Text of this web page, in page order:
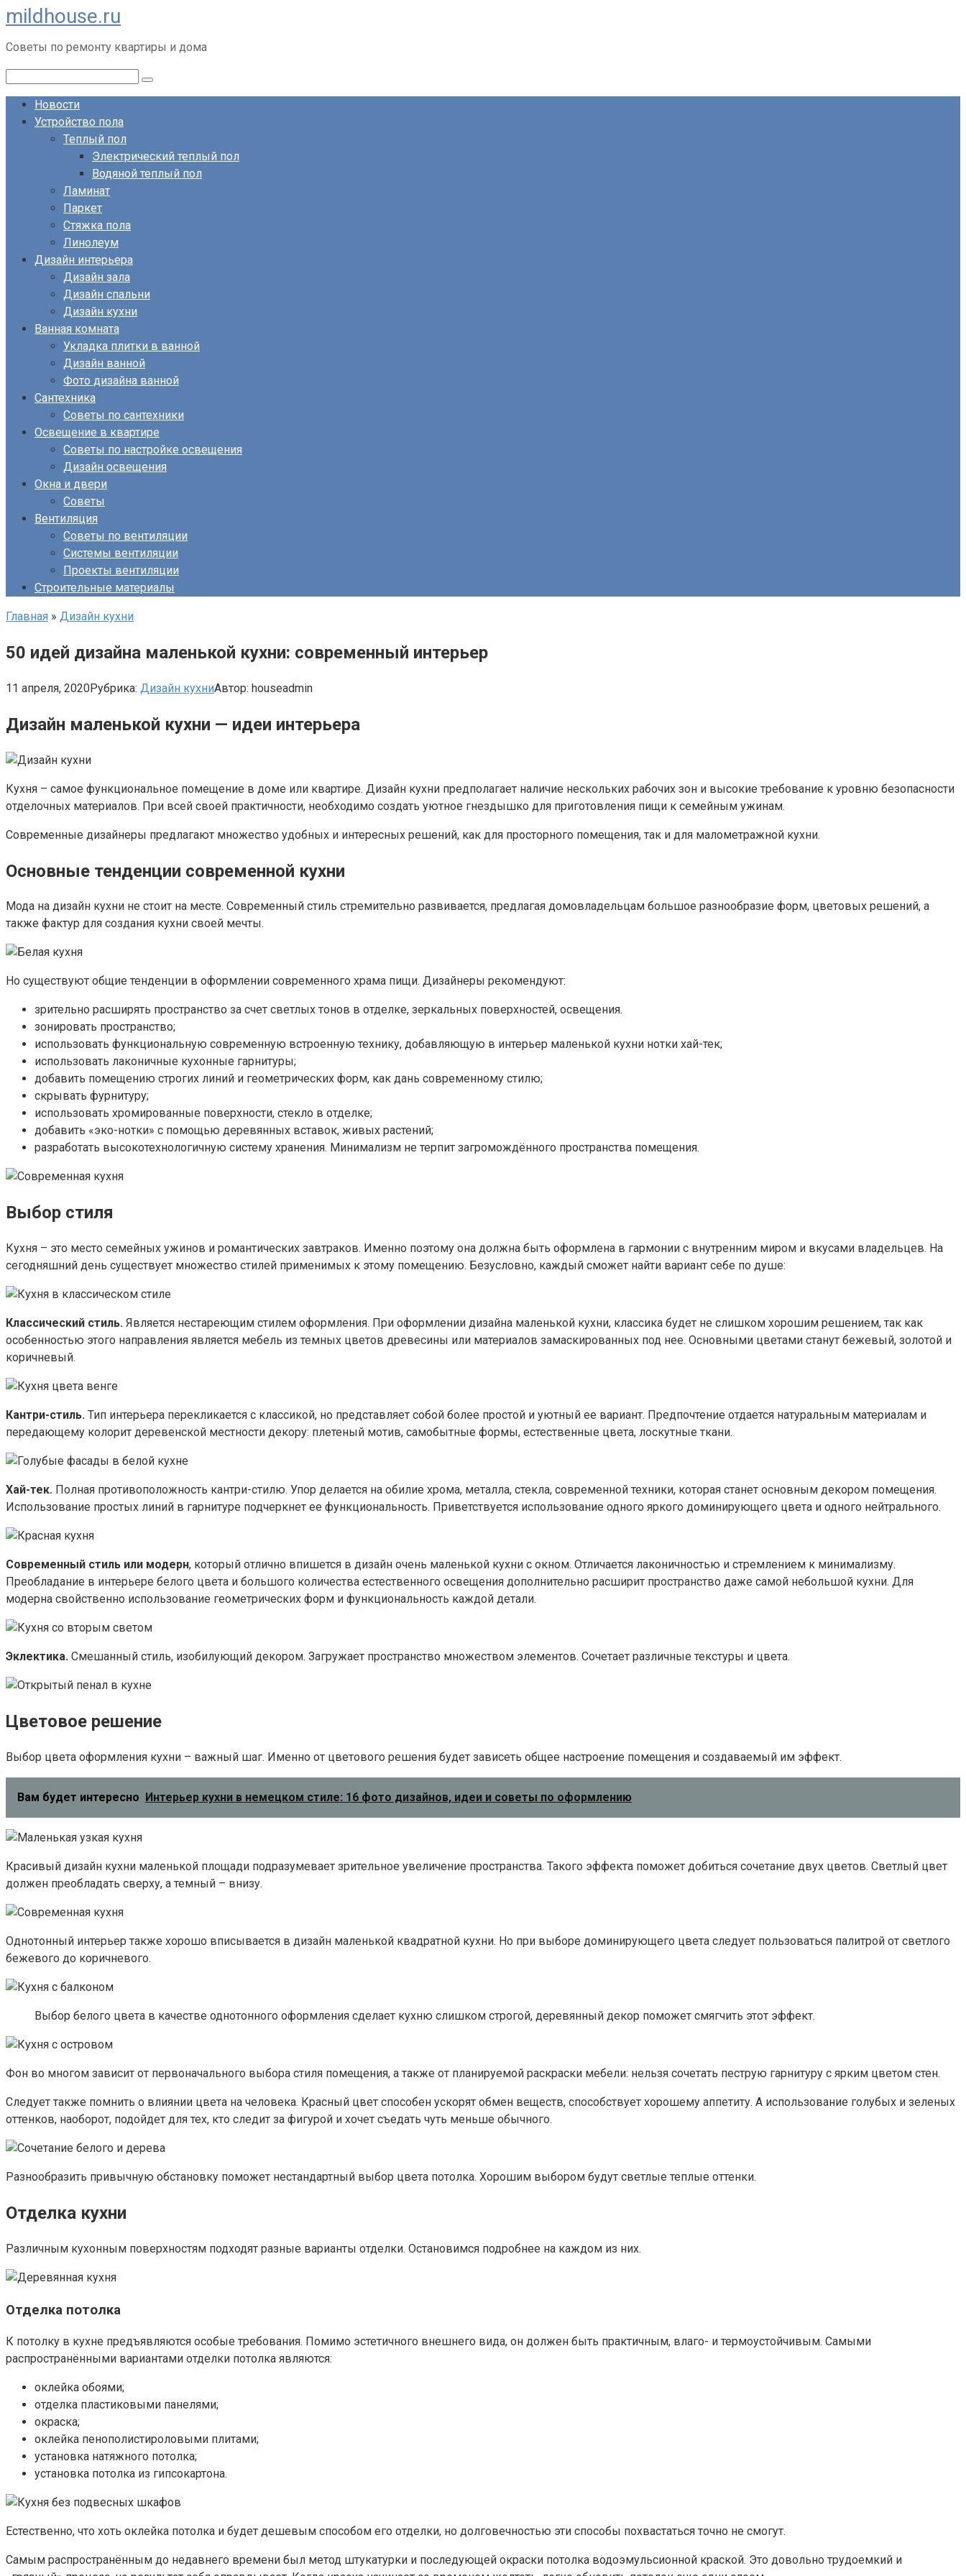
Перейти
к
контенту
mildhouse.ru
Советы по ремонту квартиры и дома
Новости
Устройство пола
Теплый пол
Электрический теплый пол
Водяной теплый пол
Ламинат
Паркет
Стяжка пола
Линолеум
Дизайн интерьера
Дизайн зала
Дизайн спальни
Дизайн кухни
Ванная комната
Укладка плитки в ванной
Дизайн ванной
Фото дизайна ванной
Сантехника
Советы по сантехники
Освещение в квартире
Советы по настройке освещения
Дизайн освещения
Окна и двери
Советы
Вентиляция
Советы по вентиляции
Системы вентиляции
Проекты вентиляции
Строительные материалы
Главная » Дизайн кухни
50 идей дизайна маленькой кухни: современный интерьер
11 апреля, 2020Рубрика: Дизайн кухниАвтор: houseadmin
Дизайн маленькой кухни — идеи интерьера
Кухня – самое функциональное помещение в доме или квартире. Дизайн кухни предполагает наличие нескольких рабочих зон и высокие требование к уровню безопасности
отделочных материалов. При всей своей практичности, необходимо создать уютное гнездышко для приготовления пищи к семейным ужинам.
Современные дизайнеры предлагают множество удобных и интересных решений, как для просторного помещения, так и для малометражной кухни.
Основные тенденции современной кухни
Мода на дизайн кухни не стоит на месте. Современный стиль стремительно развивается, предлагая домовладельцам большое разнообразие форм, цветовых решений, а
также фактур для создания кухни своей мечты.
Но существуют общие тенденции в оформлении современного храма пищи. Дизайнеры рекомендуют:
зрительно расширять пространство за счет светлых тонов в отделке, зеркальных поверхностей, освещения.
зонировать пространство;
использовать функциональную современную встроенную технику, добавляющую в интерьер маленькой кухни нотки хай-тек;
использовать лаконичные кухонные гарнитуры;
добавить помещению строгих линий и геометрических форм, как дань современному стилю;
скрывать фурнитуру;
использовать хромированные поверхности, стекло в отделке;
добавить «эко-нотки» с помощью деревянных вставок, живых растений;
разработать высокотехнологичную систему хранения. Минимализм не терпит загромождённого пространства помещения.
Выбор стиля
Кухня – это место семейных ужинов и романтических завтраков. Именно поэтому она должна быть оформлена в гармонии с внутренним миром и вкусами владельцев. На
сегодняшний день существует множество стилей применимых к этому помещению. Безусловно, каждый сможет найти вариант себе по душе:
Классический стиль. Является нестареющим стилем оформления. При оформлении дизайна маленькой кухни, классика будет не слишком хорошим решением, так как
особенностью этого направления является мебель из темных цветов древесины или материалов замаскированных под нее. Основными цветами станут бежевый, золотой и
коричневый.
Кантри-стиль. Тип интерьера перекликается с классикой, но представляет собой более простой и уютный ее вариант. Предпочтение отдается натуральным материалам и
передающему колорит деревенской местности декору: плетеный мотив, самобытные формы, естественные цвета, лоскутные ткани.
Хай-тек. Полная противоположность кантри-стилю. Упор делается на обилие хрома, металла, стекла, современной техники, которая станет основным декором помещения.
Использование простых линий в гарнитуре подчеркнет ее функциональность. Приветствуется использование одного яркого доминирующего цвета и одного нейтрального.
Современный стиль или модерн, который отлично впишется в дизайн очень маленькой кухни с окном. Отличается лаконичностью и стремлением к минимализму.
Преобладание в интерьере белого цвета и большого количества естественного освещения дополнительно расширит пространство даже самой небольшой кухни. Для
модерна свойственно использование геометрических форм и функциональность каждой детали.
Эклектика. Смешанный стиль, изобилующий декором. Загружает пространство множеством элементов. Сочетает различные текстуры и цвета.
Цветовое решение
Выбор цвета оформления кухни – важный шаг. Именно от цветового решения будет зависеть общее настроение помещения и создаваемый им эффект.
Вам будет интересно Интерьер кухни в немецком стиле: 16 фото дизайнов, идеи и советы по оформлению
Красивый дизайн кухни маленькой площади подразумевает зрительное увеличение пространства. Такого эффекта поможет добиться сочетание двух цветов. Светлый цвет
должен преобладать сверху, а темный – внизу.
Однотонный интерьер также хорошо вписывается в дизайн маленькой квадратной кухни. Но при выборе доминирующего цвета следует пользоваться палитрой от светлого
бежевого до коричневого.
Выбор белого цвета в качестве однотонного оформления сделает кухню слишком строгой, деревянный декор поможет смягчить этот эффект.
Фон во многом зависит от первоначального выбора стиля помещения, а также от планируемой раскраски мебели: нельзя сочетать пеструю гарнитуру с ярким цветом стен.
Следует также помнить о влиянии цвета на человека. Красный цвет способен ускорят обмен веществ, способствует хорошему аппетиту. А использование голубых и зеленых
оттенков, наоборот, подойдет для тех, кто следит за фигурой и хочет съедать чуть меньше обычного.
Разнообразить привычную обстановку поможет нестандартный выбор цвета потолка. Хорошим выбором будут светлые теплые оттенки.
Отделка кухни
Различным кухонным поверхностям подходят разные варианты отделки. Остановимся подробнее на каждом из них.
Отделка потолка
К потолку в кухне предъявляются особые требования. Помимо эстетичного внешнего вида, он должен быть практичным, влаго- и термоустойчивым. Самыми
распространёнными вариантами отделки потолка являются:
оклейка обоями;
отделка пластиковыми панелями;
окраска;
оклейка пенополистироловыми плитами;
установка натяжного потолка;
установка потолка из гипсокартона.
Естественно, что хоть оклейка потолка и будет дешевым способом его отделки, но долговечностью эти способы похвастаться точно не смогут.
Самым распространённым до недавнего времени был метод штукатурки и последующей окраски потолка водоэмульсионной краской. Это довольно трудоемкий и